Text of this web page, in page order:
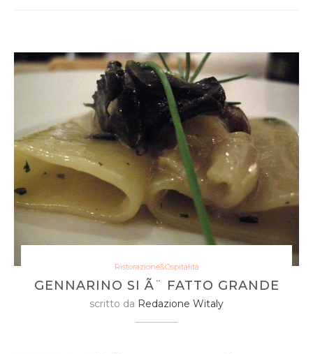
Ristorazione&Ospitalità
GENNARINO SI Ã¨ FATTO GRANDE
scritto da Redazione Witaly
paccheri con carciofi e trippa di baccalÃ